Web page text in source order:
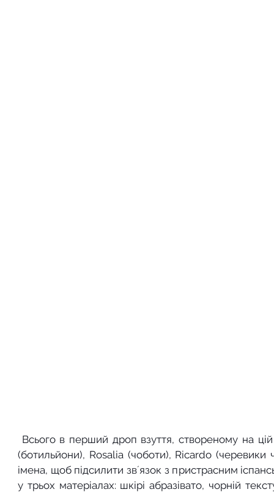
(ботильйони), Rosalia (чоботи), Ricardo (черевики
імена, щоб підсилити звʼязок з пристрасним
у трьох матеріалах: шкірі абразівато, чорній